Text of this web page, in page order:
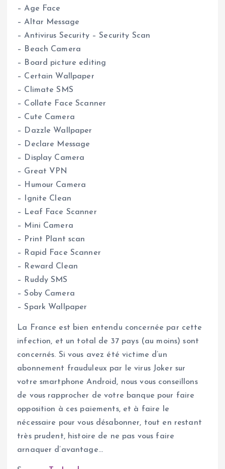
– Age Face
– Altar Message
– Antivirus Security – Security Scan
– Beach Camera
– Board picture editing
– Certain Wallpaper
– Climate SMS
– Collate Face Scanner
– Cute Camera
– Dazzle Wallpaper
– Declare Message
– Display Camera
– Great VPN
– Humour Camera
– Ignite Clean
– Leaf Face Scanner
– Mini Camera
– Print Plant scan
– Rapid Face Scanner
– Reward Clean
– Ruddy SMS
– Soby Camera
– Spark Wallpaper
La France est bien entendu concernée par cette
infection, et un total de 37 pays (au moins) sont
concernés. Si vous avez été victime d’un
abonnement frauduleux par le virus Joker sur
votre smartphone Android, nous vous conseillons
de vous rapprocher de votre banque pour faire
opposition à ces paiements, et à faire le
nécessaire pour vous désabonner, tout en restant
très prudent, histoire de ne pas vous faire
arnaquer d’avantage…